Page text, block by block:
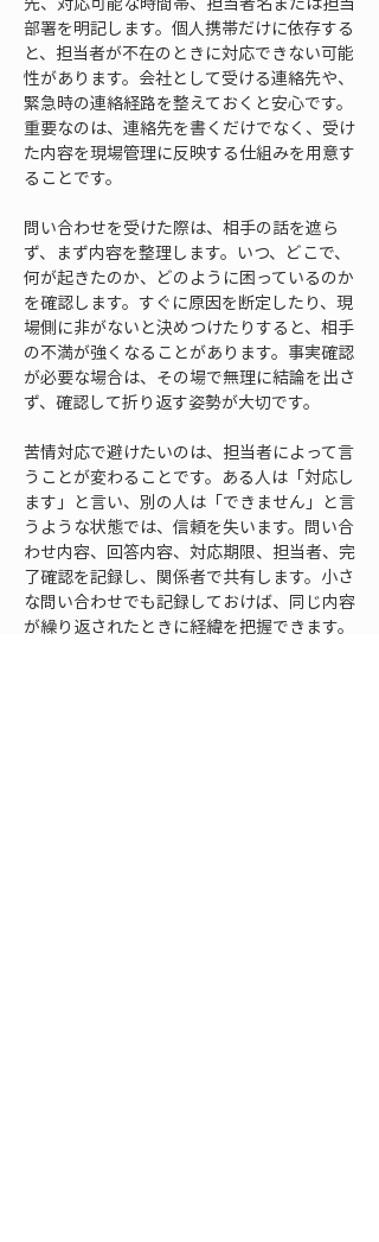
部署を明記します。個人携帯だけに依存する
と、担当者が不在のときに対応できない可能
性があります。会社として受ける連絡先や、
緊急時の連絡経路を整えておくと安心です。
重要なのは、連絡先を書くだけでなく、受け
た内容を現場管理に反映する仕組みを用意す
ることです。
問い合わせを受けた際は、相手の話を遮ら
ず、まず内容を整理します。いつ、どこで、
何が起きたのか、どのように困っているのか
を確認します。すぐに原因を断定したり、現
場側に非がないと決めつけたりすると、相手
の不満が強くなることがあります。事実確認
が必要な場合は、その場で無理に結論を出さ
ず、確認して折り返す姿勢が大切です。
苦情対応で避けたいのは、担当者によって言
うことが変わることです。ある人は「対応し
ます」と言い、別の人は「できません」と言
うような状態では、信頼を失います。問い合
わせ内容、回答内容、対応期限、担当者、完
了確認を記録し、関係者で共有します。小さ
な問い合わせでも記録しておけば、同じ内容
が繰り返されたときに経緯を把握できます。